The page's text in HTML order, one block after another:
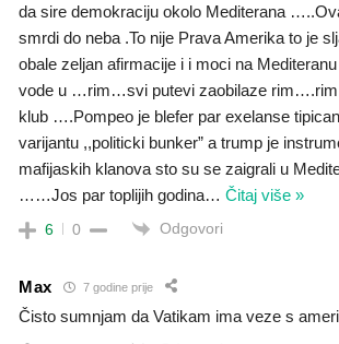
da sire demokraciju okolo Mediterana
smrdi do neba .To nije Prava Amerika to je
obale zeljan afirmacije i i moci na
vode u …rim…svi putevi zaobilaze
klub ….Pompeo je blefer par exelanse
varijantu ,,politicki bunker” a trump je
mafijaskih klanova sto su se zaigrali u
……Jos par toplijih godina… Čitaj više »
6 0 Odgovori
Max 7 godine prije
Čisto sumnjam da Vatikam ima veze s